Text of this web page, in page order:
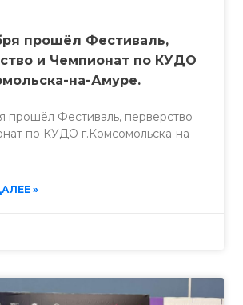
прошёл Фестиваль,
и Чемпионат по КУДО
на-Амуре.
прошёл Фестиваль, перверство
по КУДО г.Комсомольска-на-
»